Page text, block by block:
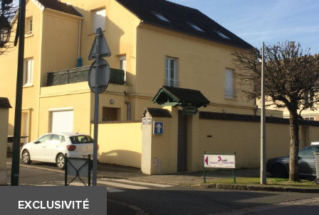
EXCLUSIVITÉ